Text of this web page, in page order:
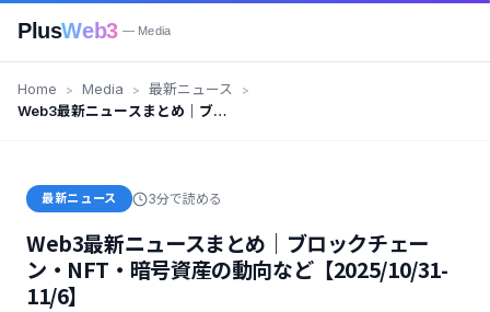
PlusWeb3 — Media
Home Media
最新ニュース
Web3最新ニュースまとめ｜ブロ
最新ニュース 3分で読める
Web3最新ニュースまとめ｜ブロックチェー
ン・NFT・暗号資産の動向など【2025/10/31-
11/6】